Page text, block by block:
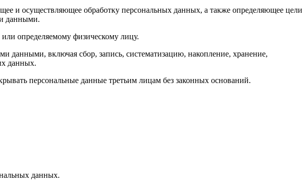
и осуществляющее обработку персональных данных, а также определяющее цели
данными.
определяемому физическому лицу.
данными, включая сбор, запись, систематизацию, накопление, хранение,
данных.
персональные данные третьим лицам без законных оснований.
данных.